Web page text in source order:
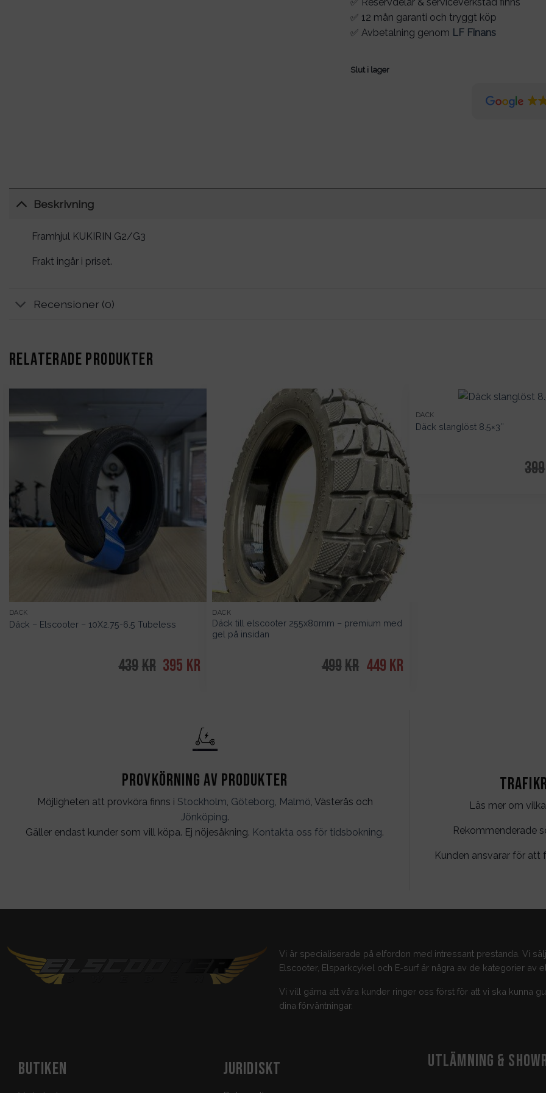
✅ Reservdelar & serviceverkstad finns
✅ 12 mån garanti och tryggt köp
✅ Avbetalning genom LF Finans
Slut i lager
Beskrivning
Framhjul KUKIRIN G2/G3
Frakt ingår i priset.
Recensioner (0)
RELATERADE PRODUKTER
DÄCK
Däck – Elscooter – 10X2.75-6.5 Tubeless
439kr Det
ursprungliga
395 krDet
nuvarande
DÄCK
Däck till elscooter 255x80mm – premium med
gel på insidan
499kr Det
ursprungliga
449 kr
DÄCK
Däck slanglöst 8.5×3″
399
Provkörning av produkter
Möjligheten att provköra finns i Stockholm, Göteborg, Malmö, Västerås och
Jönköping.
Gäller endast kunder som vill köpa. Ej nöjesåkning. Kontakta oss för tidsbokning.
Läs mer om
Rekommenderade
Kunden ansvarar för
Vi är specialiserade på elfordon med intressant prestanda. Vi
Elscooter, Elsparkcykel och E-surf är några av de kategorier av
Vi vill gärna att våra kunder ringer oss först för att vi ska kunna
dina förväntningar.
BUTIKEN JURIDISKT UTLÄMNING &